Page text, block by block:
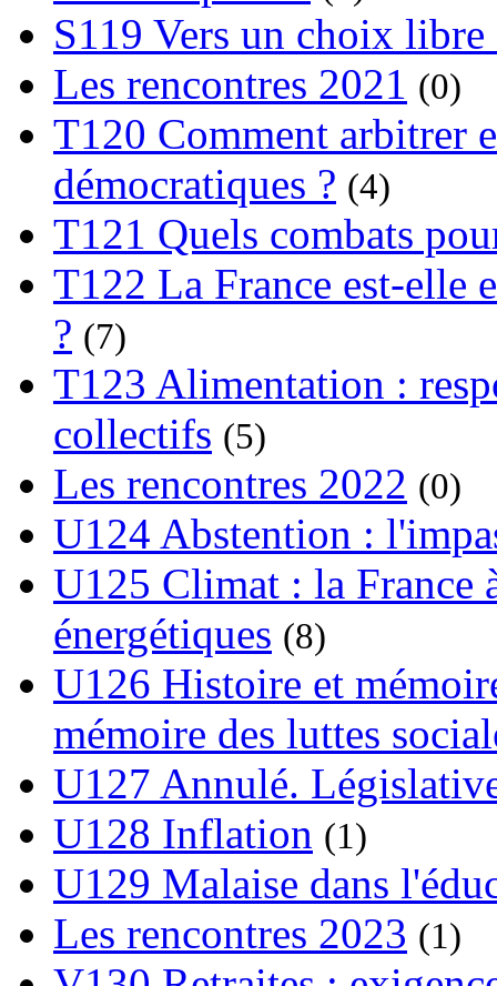
S119 Vers un choix
Les rencontres 2021 (0)
T120 Comment arbitrer
démocratiques ? (4)
T121 Quels combats
T122 La France est-elle
? (7)
T123 Alimentation :
collectifs (5)
Les rencontres 2022 (0)
U124 Abstention :
U125 Climat : la France
énergétiques (8)
U126 Histoire et
mémoire des luttes
U127 Annulé.
U128 Inflation (1)
U129 Malaise dans
Les rencontres 2023 (1)